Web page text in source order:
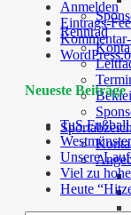
Rennrad
Anmelden
Eintrags-
Neueste Beiträge
TuS
Unsere
Viel zu
Heute